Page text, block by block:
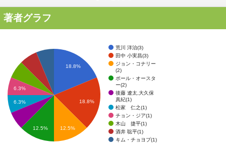
著者グラフ
荒川 洋治(3)
田中 小実昌(3)
ジョン・コナリー
(2)
ポール・オースタ
ー(2)
後藤 遼太,大久保
真紀(1)
松家 仁之(1)
チョン・ジア(1)
木山 捷平(1)
酒井 聡平(1)
キム・チョヨプ(1)
18.8%
18.8%
6.3%
6.3%
12.5% 12.5%